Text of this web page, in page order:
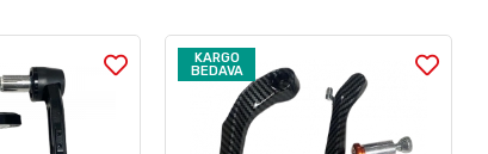
KARGO
BEDAVA